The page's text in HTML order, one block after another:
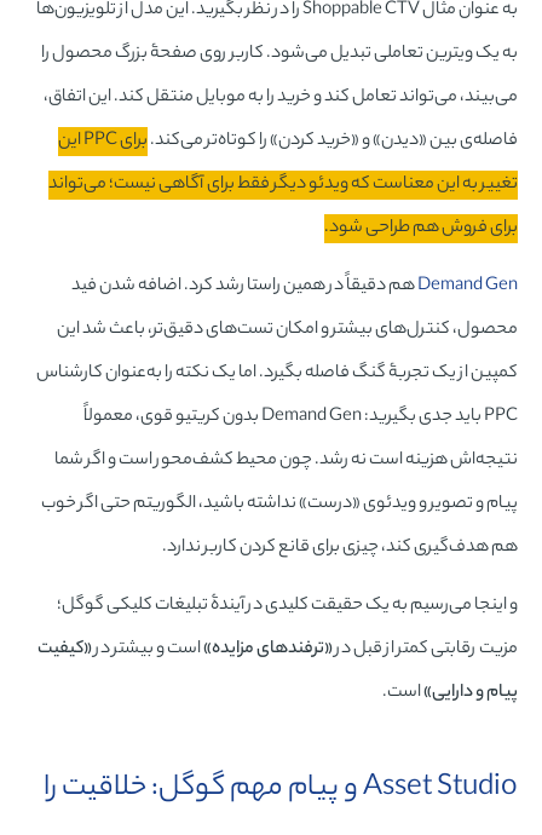
به عنوان مثال Shoppable CTV را در نظر بگیرید. این مدل از تلویزیون‌ها
به یک ویترین تعاملی تبدیل می‌شود. کاربر روی صفحۀ بزرگ محصول را
می‌بیند، می‌تواند تعامل کند و خرید را به موبایل منتقل کند. این اتفاق،
فاصله‌ی بین «دیدن» و «خرید کردن» را کوتاه‌تر می‌کند.
برای PPC این
تغییر به این معناست که ویدئو دیگر فقط برای آگاهی نیست؛ می‌تواند
برای فروش هم طراحی شود.
Demand Genهم دقیقاً در همین راستا رشد کرد. اضافه شدن فید
محصول، کنترل‌های بیشتر و امکان تست‌های دقیق‌تر، باعث شد این
کمپین از یک تجربۀ گنگ فاصله بگیرد. اما یک نکته را به‌عنوان کارشناس
PPC باید جدی بگیرید: Demand Gen بدون کریتیو قوی، معمولاً
نتیجه‌اش هزینه است نه رشد. چون محیط کشف‌محور است و اگر شما
پیام و تصویر و ویدئوی «درست» نداشته باشید، الگوریتم حتی اگر خوب
هم هدف‌گیری کند، چیزی برای قانع کردن کاربر ندارد.
و اینجا می‌رسیم به یک حقیقت کلیدی در آیندۀ تبلیغات کلیکی گوگل؛
مزیت رقابتی کمتر از قبل در«ترفندهای مزایده»است و بیشتر در«کیفیت
پیام و دارایی»است.
Asset Studio و پیام مهم گوگل: خلاقیت را